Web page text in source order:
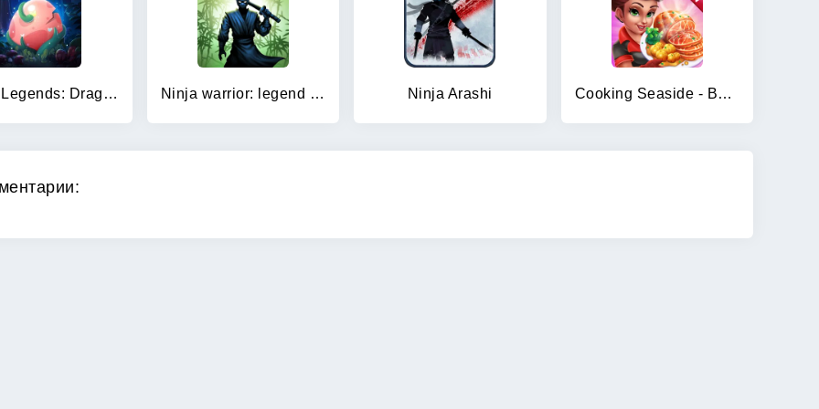
Merge Legends: Dragon Island Ninja warrior: legend of adven Ninja Arashi Cooking Seaside - Beach Food